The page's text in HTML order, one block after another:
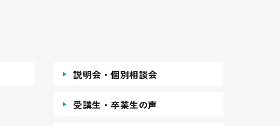
説明会・個別相談会
受講生・卒業生の声